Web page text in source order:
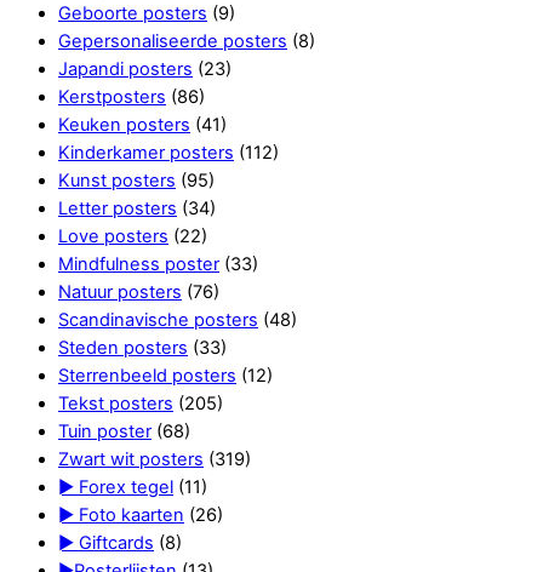
Geboorte posters (9)
Gepersonaliseerde posters (8)
Japandi posters (23)
Kerstposters (86)
Keuken posters (41)
Kinderkamer posters (112)
Kunst posters (95)
Letter posters (34)
Love posters (22)
Mindfulness poster (33)
Natuur posters (76)
Scandinavische posters (48)
Steden posters (33)
Sterrenbeeld posters (12)
Tekst posters (205)
Tuin poster (68)
Zwart wit posters (319)
► Forex tegel (11)
► Foto kaarten (26)
► Giftcards (8)